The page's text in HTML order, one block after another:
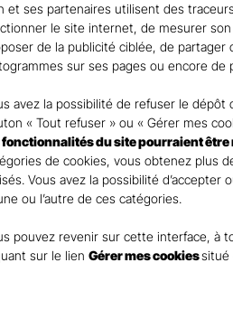
à votre disposition pour
et ses partenaires utilisent des
le site internet, de mesurer
de la publicité ciblée, de
sur ses pages ou encore
avez la possibilité de refuser le dépôt
« Tout refuser » ou « Gérer mes
fonctionnalités du site pourraient
de cookies, vous obtenez plus
Vous avez la possibilité d’accepter
ou l’autre de ces catégories.
pouvez revenir sur cette interface, à
sur le lien Gérer mes cookiessitué